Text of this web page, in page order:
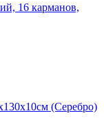
16 карманов,
(Серебро)